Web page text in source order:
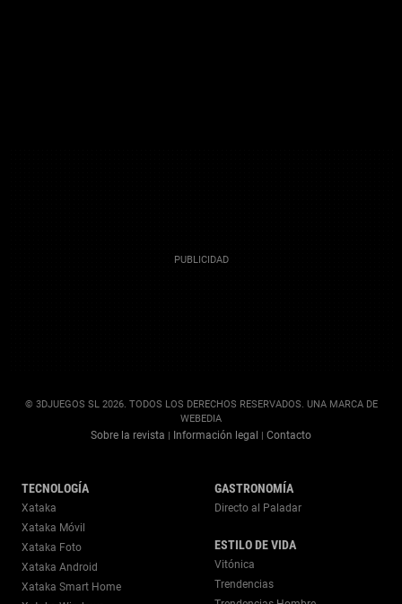
© 3DJUEGOS SL 2026. TODOS LOS DERECHOS RESERVADOS. UNA MARCA DE
WEBEDIA
Sobre la revista | Información legal | Contacto
TECNOLOGÍA
Xataka
Xataka Móvil
Xataka Foto
Xataka Android
Xataka Smart Home
GASTRONOMÍA
Directo al Paladar
ESTILO DE VIDA
Vitónica
Trendencias